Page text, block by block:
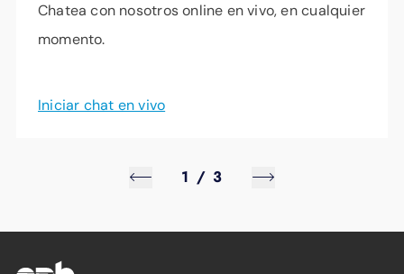
Chatea con nosotros online en vivo, en cualquier
momento.
Iniciar chat en vivo
1 / 3